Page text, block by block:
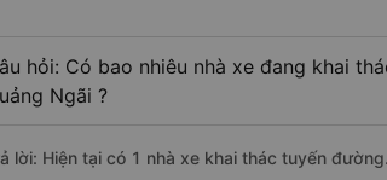
hỏi: Có bao nhiêu nhà xe đang khai
Ngãi ?
lời: Hiện tại có 1 nhà xe khai thác tuyến đường.